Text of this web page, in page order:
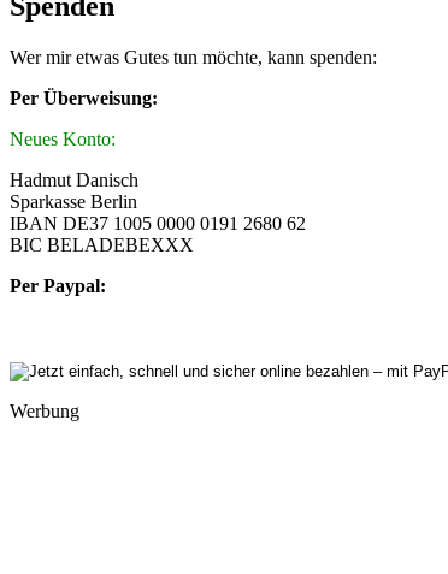
Wer mir etwas Gutes tun möchte, kann spenden:
Per Überweisung:
Neues Konto:
Hadmut Danisch
Sparkasse Berlin
IBAN DE37 1005 0000 0191 2680 62
BIC BELADEBEXXX
Per Paypal:
Werbung